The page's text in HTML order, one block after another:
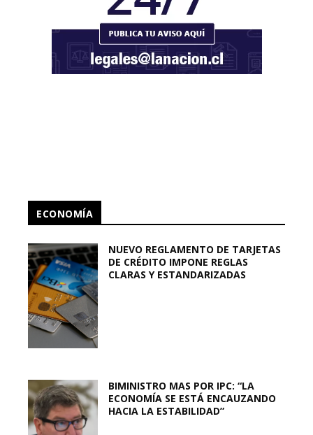
ECONOMÍA
NUEVO REGLAMENTO DE TARJETAS
DE CRÉDITO IMPONE REGLAS
CLARAS Y ESTANDARIZADAS
BIMINISTRO MAS POR IPC: “LA
ECONOMÍA SE ESTÁ ENCAUZANDO
HACIA LA ESTABILIDAD”